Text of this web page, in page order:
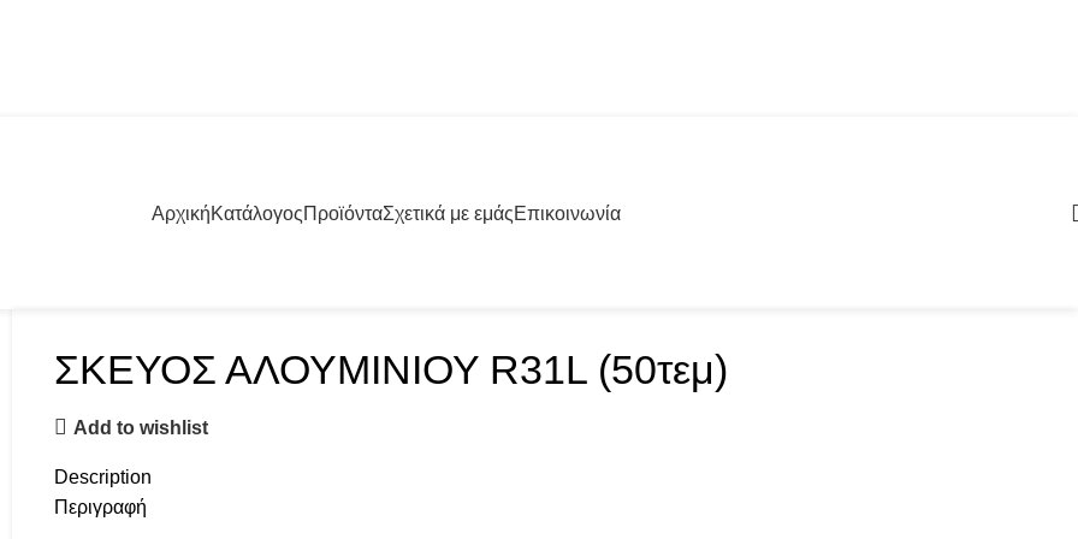
ΑρχικήΚατάλογοςΠροϊόνταΣχετικά με εμάςΕπικοινωνία
ΣΚΕΥΟΣ ΑΛΟΥΜΙΝΙΟΥ R31L (50τεμ)
Add to wishlist
Description
Περιγραφή